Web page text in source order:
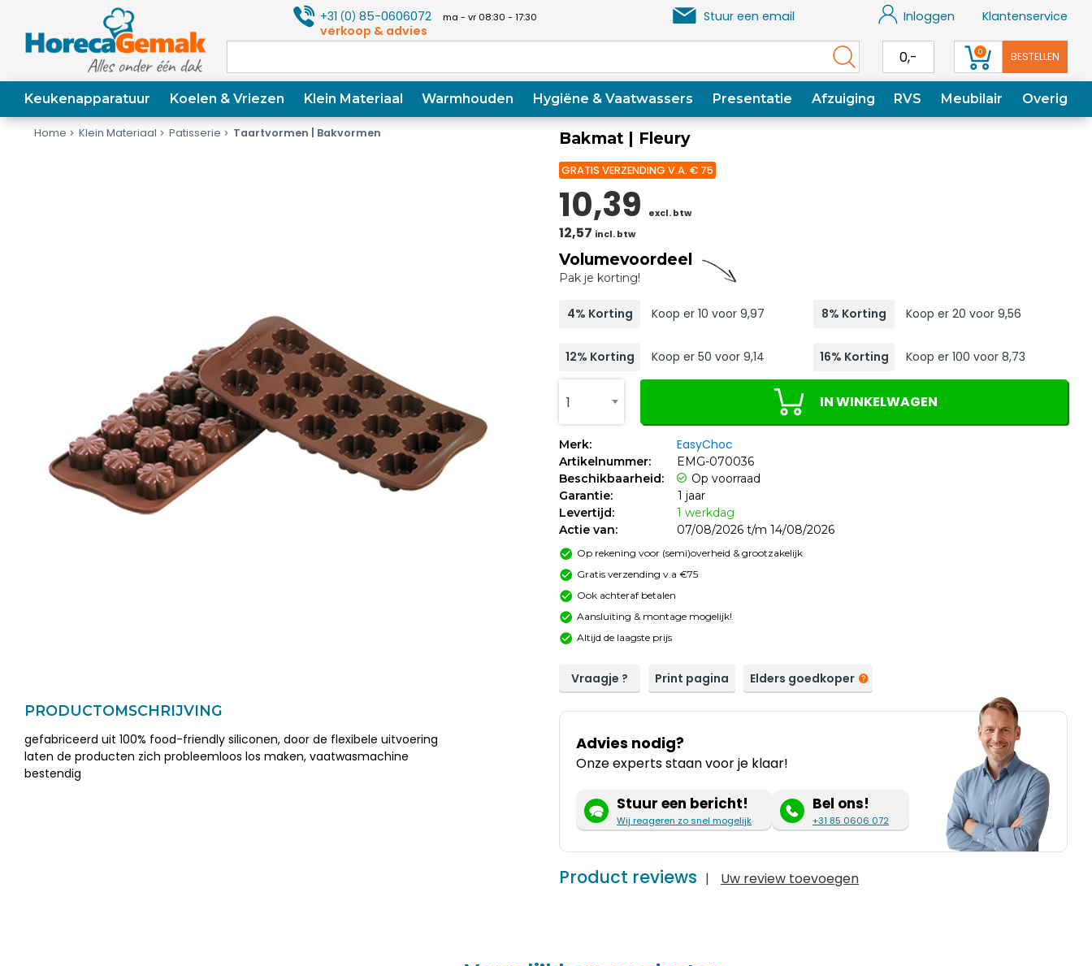
+31(0) 85-0606072 ma - vr 08:30 - 17:30
verkoop & advies
Stuur een email Inloggen Klantenservice
0,- 0 BESTELLEN
Keukenapparatuur Koelen & Vriezen Klein Materiaal Warmhouden Hygiëne & Vaatwassers Presentatie Afzuiging RVS Meubilair Overig
Home Klein Materiaal Patisserie Taartvormen | Bakvormen
PRODUCTOMSCHRIJVING
gefabriceerd uit 100% food-friendly siliconen, door de flexibele uitvoering
laten de producten zich probleemloos los maken, vaatwasmachine
bestendig
Bakmat | Fleury
GRATIS VERZENDING V.A. € 75
10,39 excl. btw
12,57 incl. btw
Volumevoordeel
Pak je korting!
4% Korting Koop er 10 voor 9,97 8% Korting Koop er 20 voor 9,56
12% Korting Koop er 50 voor 9,14 16% Korting Koop er 100 voor 8,73
1 IN WINKELWAGEN
Merk: EasyChoc
Artikelnummer:
EMG-070036
Beschikbaarheid:
Op voorraad
Garantie:
1 jaar
Levertijd:
1 werkdag
Actie van:
07/08/2026 t/m 14/08/2026
Op rekening voor (semi)overheid & grootzakelijk
Gratis verzending v.a €75
Ook achteraf betalen
Aansluiting & montage mogelijk!
Altijd de laagste prijs
Vraagje ? Print pagina Elders goedkoper
Advies nodig?
Onze experts staan voor je klaar!
Stuur een bericht!
Wij reageren zo snel mogelijk
Bel ons!
+31 85 0606 072
Product reviews | Uw review toevoegen